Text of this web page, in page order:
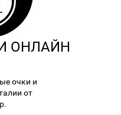
ОНЛАЙН
очки и
от